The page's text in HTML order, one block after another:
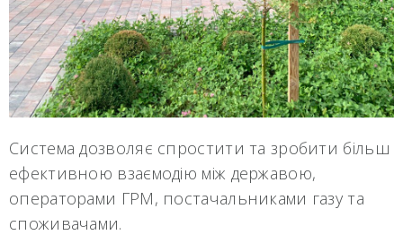
Система дозволяє спростити та зробити більш
ефективною взаємодію між державою,
операторами ГРМ, постачальниками газу та
споживачами.